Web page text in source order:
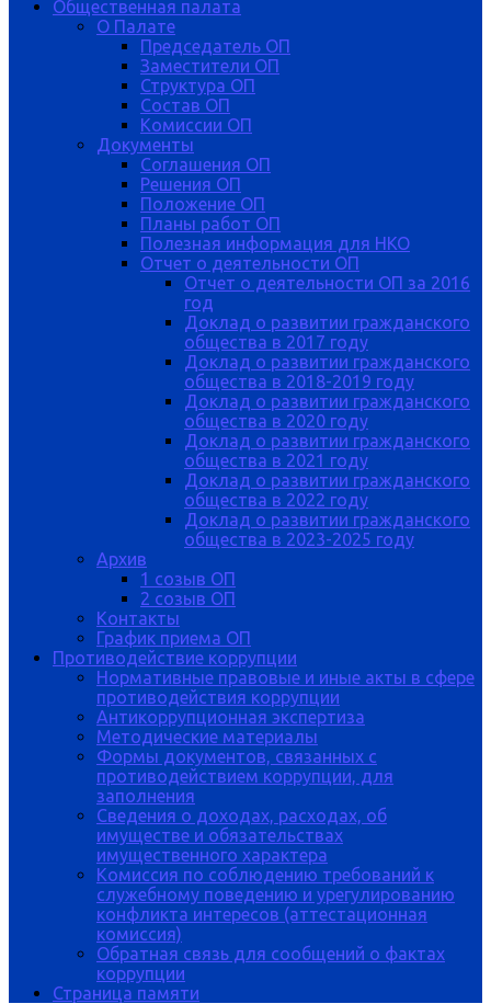
Общественная палата
О Палате
Председатель ОП
Заместители ОП
Структура ОП
Состав ОП
Комиссии ОП
Документы
Соглашения ОП
Решения ОП
Положение ОП
Планы работ ОП
Полезная информация для НКО
Отчет о деятельности ОП
Отчет о деятельности ОП за 2016
год
Доклад о развитии гражданского
общества в 2017 году
Доклад о развитии гражданского
общества в 2018-2019 году
Доклад о развитии гражданского
общества в 2020 году
Доклад о развитии гражданского
общества в 2021 году
Доклад о развитии гражданского
общества в 2022 году
Доклад о развитии гражданского
общества в 2023-2025 году
Архив
1 созыв ОП
2 созыв ОП
Контакты
График приема ОП
Противодействие коррупции
Нормативные правовые и иные акты в сфере
противодействия коррупции
Антикоррупционная экспертиза
Методические материалы
Формы документов, связанных с
противодействием коррупции, для
заполнения
Сведения о доходах, расходах, об
имуществе и обязательствах
имущественного характера
Комиссия по соблюдению требований к
служебному поведению и урегулированию
конфликта интересов (аттестационная
комиссия)
Обратная связь для сообщений о фактах
коррупции
Страница памяти